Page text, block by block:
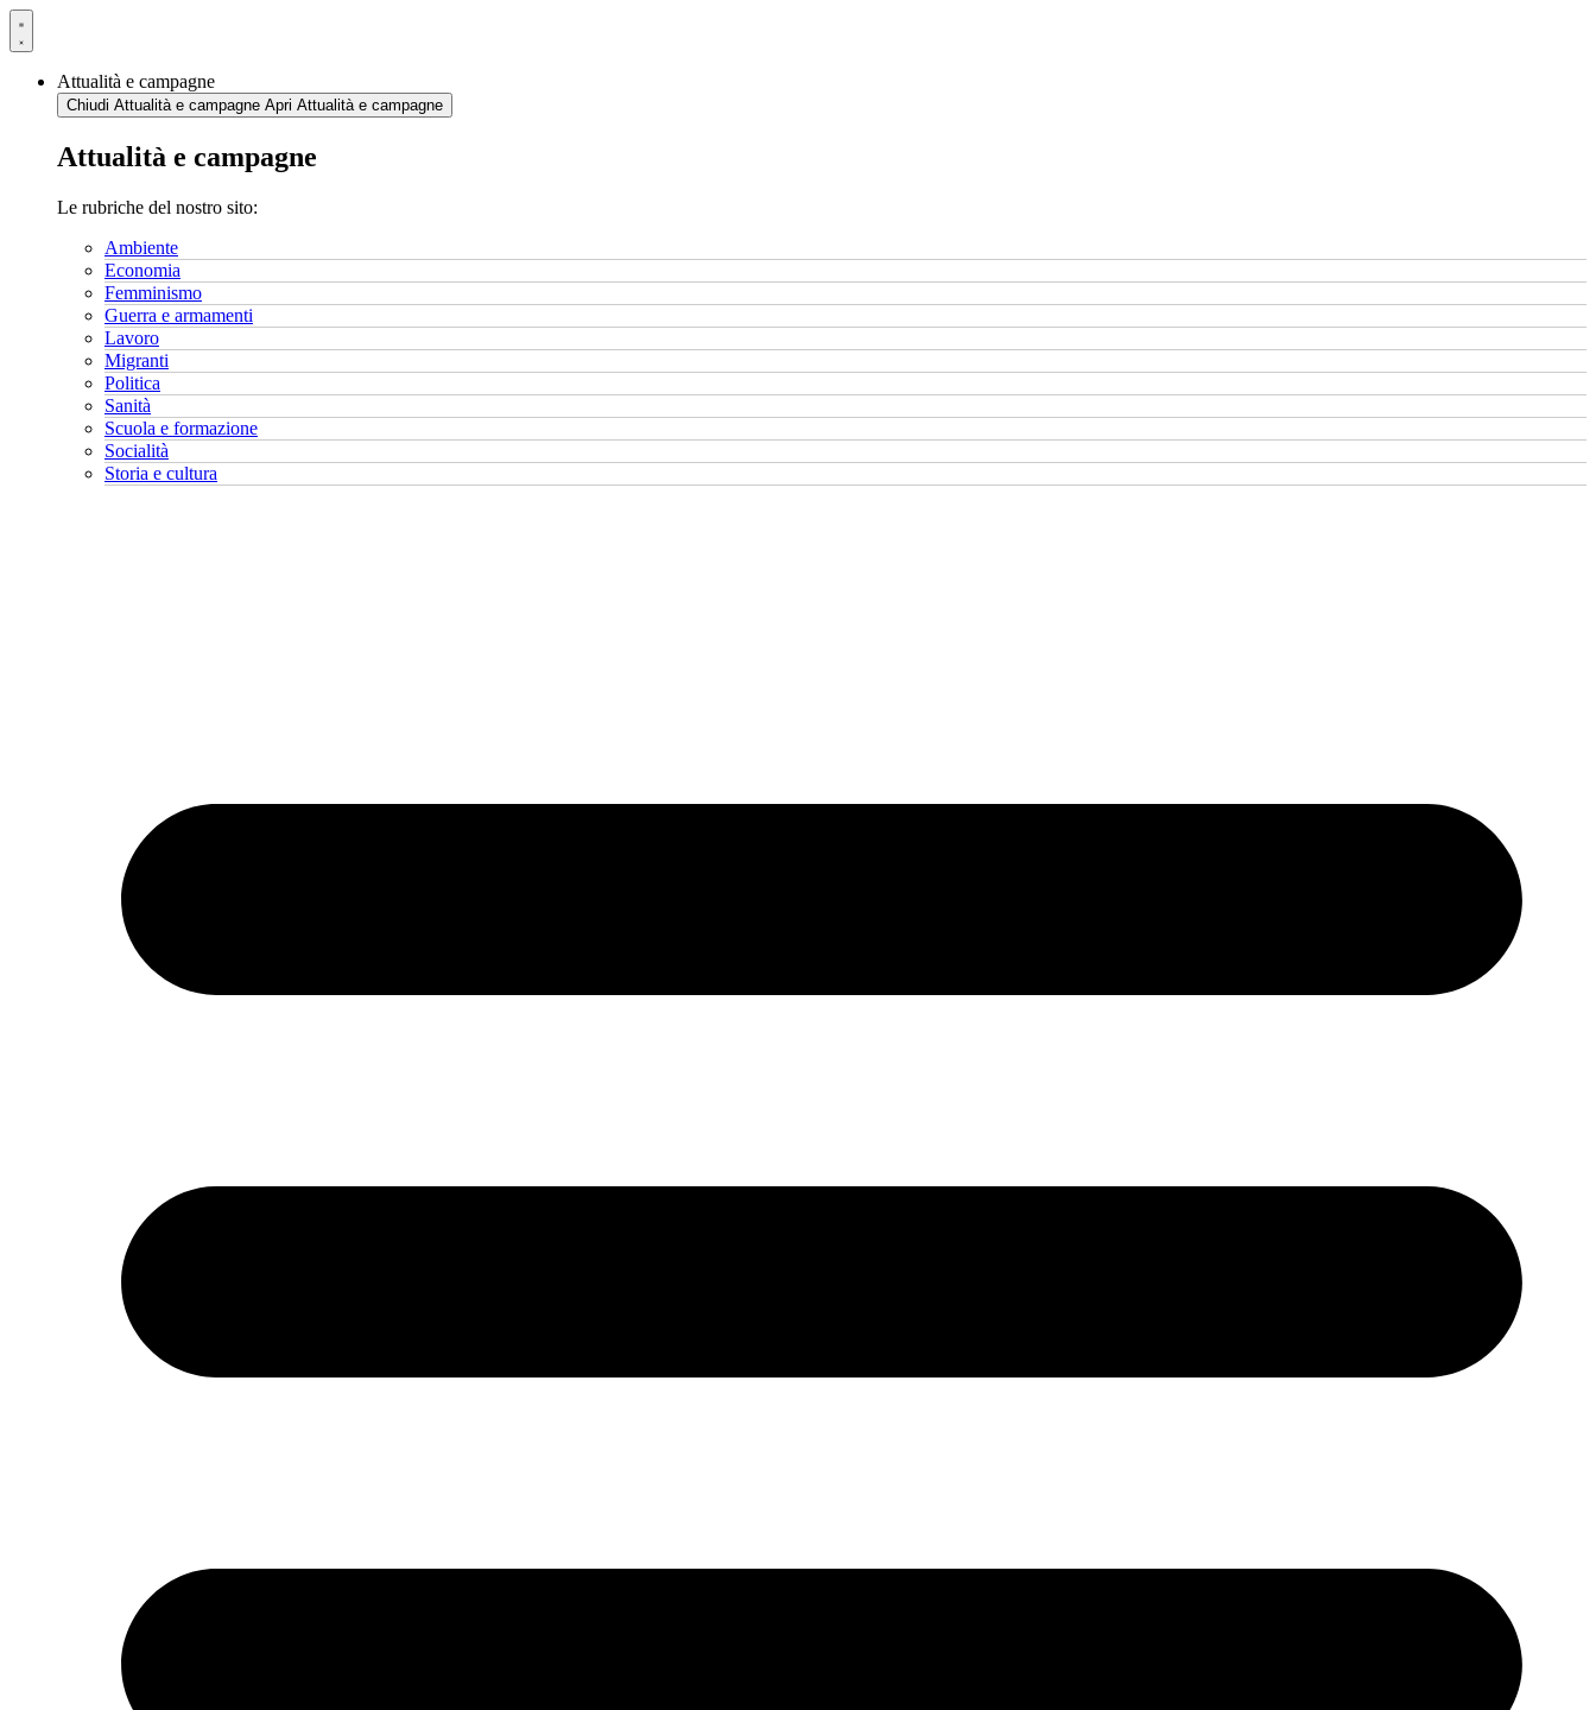
Vai
al
Attualità e campagne
Chiudi Attualità e campagne Apri Attualità e campagne
Attualità e campagne
Le rubriche del nostro sito:
Ambiente
Economia
Femminismo
Guerra e armamenti
Lavoro
Migranti
Politica
Sanità
Scuola e formazione
Socialità
Storia e cultura